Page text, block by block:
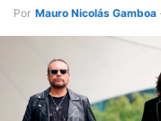
Por Mauro Nicolás Gamboa